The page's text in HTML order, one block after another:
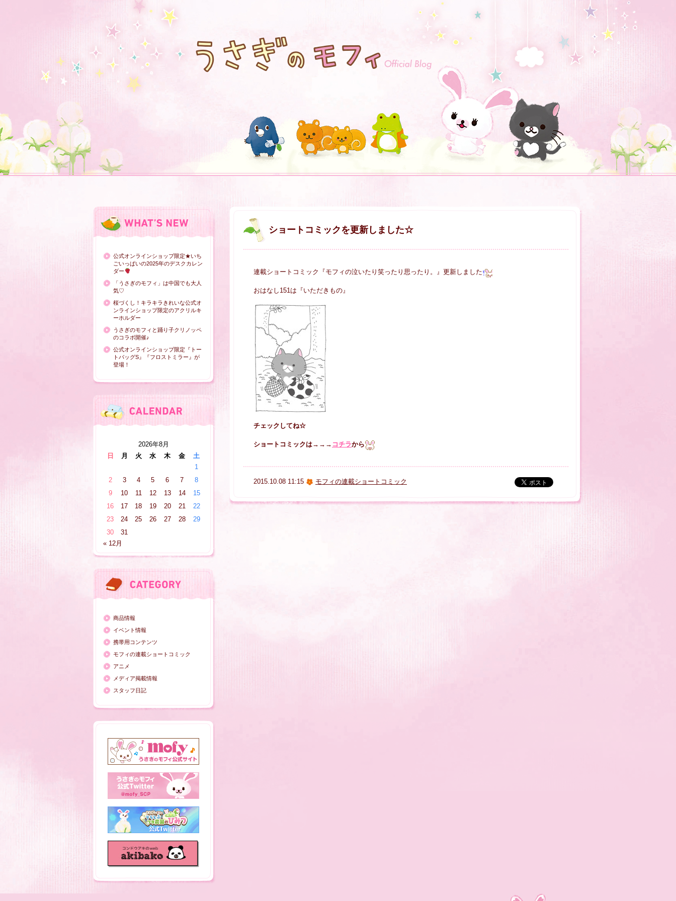
公式オンラインショップ限定★いち
ごいっぱいの2025年のデスクカレン
ダー
「うさぎのモフィ」は中国でも大人
気♡
桜づくし！キラキラきれいな公式オ
ンラインショップ限定のアクリルキ
ーホルダー
うさぎのモフィと踊り子クリノッペ
のコラボ開催♪
公式オンラインショップ限定『トー
トバッグS』『フロストミラー』が
登場！
2026年8月
日
月 火 水 木 金
土
1
2
3 4 5 6 7
8
9
10 11 12 13 14
15
16
17 18 19 20 21
22
23
24 25 26 27 28
29
30
31
« 12月
商品情報
イベント情報
携帯用コンテンツ
モフィの連載ショートコミック
アニメ
メディア掲載情報
スタッフ日記
ショートコミックを更新しました☆
連載ショートコミック『モフィの泣いたり笑ったり思ったり。』更新しました
おはなし151は『いただきもの』
チェックしてね☆
ショートコミックは→→→ コチラから
2015.10.08 11:15 モフィの連載ショートコミック